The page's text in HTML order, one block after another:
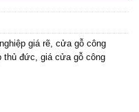
giá rẽ cửa gỗ công
thủ đức
giá cửa gỗ công